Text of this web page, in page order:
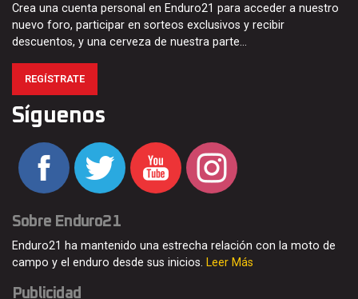
Crea una cuenta personal en Enduro21 para acceder a nuestro
nuevo foro, participar en sorteos exclusivos y recibir
descuentos, y una cerveza de nuestra parte…
REGÍSTRATE
Síguenos
Sobre Enduro21
Enduro21 ha mantenido una estrecha relación con la moto de
campo y el enduro desde sus inicios. Leer Más
Publicidad